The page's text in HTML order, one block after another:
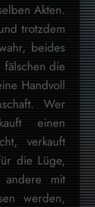
Akten.
trotzdem
beides
die
Handvoll
Wer
einen
verkauft
die Lüge,
mit
werden,